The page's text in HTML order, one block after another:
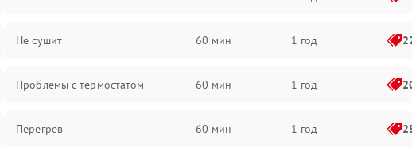
Не сушит 60 мин 1 год
Проблемы с термостатом 60 мин 1 год
Перегрев 60 мин 1 год